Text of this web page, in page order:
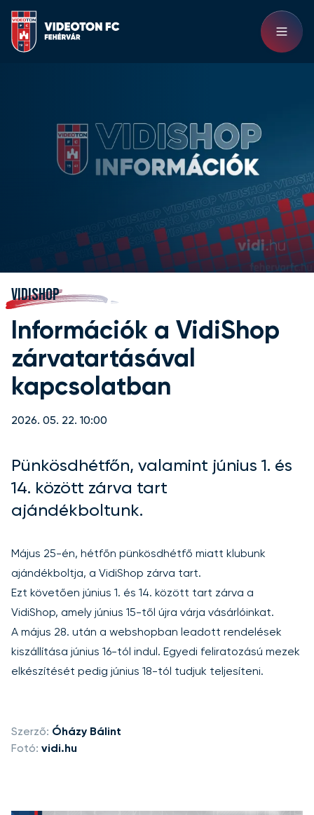
VIDISHOP
Információk a VidiShop
zárvatartásával
kapcsolatban
2026. 05. 22. 10:00
Pünkösdhétfőn, valamint június 1. és
14. között zárva tart
ajándékboltunk.
Május 25-én, hétfőn pünkösdhétfő miatt klubunk
ajándékboltja, a VidiShop zárva tart.
Ezt követően június 1. és 14. között tart zárva a
VidiShop, amely június 15-től újra várja vásárlóinkat.
A május 28. után a webshopban leadott rendelések
kiszállítása június 16-tól indul. Egyedi feliratozású mezek
elkészítését pedig június 18-tól tudjuk teljesíteni.
Szerző: Óházy Bálint
Fotó: vidi.hu